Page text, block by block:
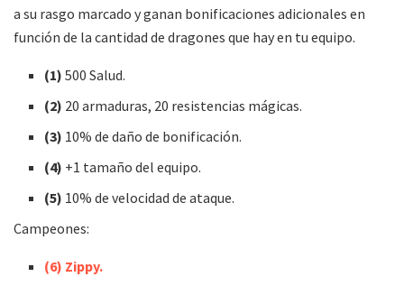
a su rasgo marcado y ganan bonificaciones adicionales en
función de la cantidad de dragones que hay en tu equipo.
(1)500 Salud.
(2) 20 armaduras, 20 resistencias mágicas.
(3) 10% de daño de bonificación.
(4) +1 tamaño del equipo.
(5) 10% de velocidad de ataque.
Campeones:
(6) Zippy.